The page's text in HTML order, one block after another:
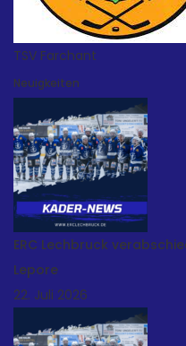
TSV Farchant
Neuigkeiten
ERC Lechbruck
Lepore
22. Juli 2026